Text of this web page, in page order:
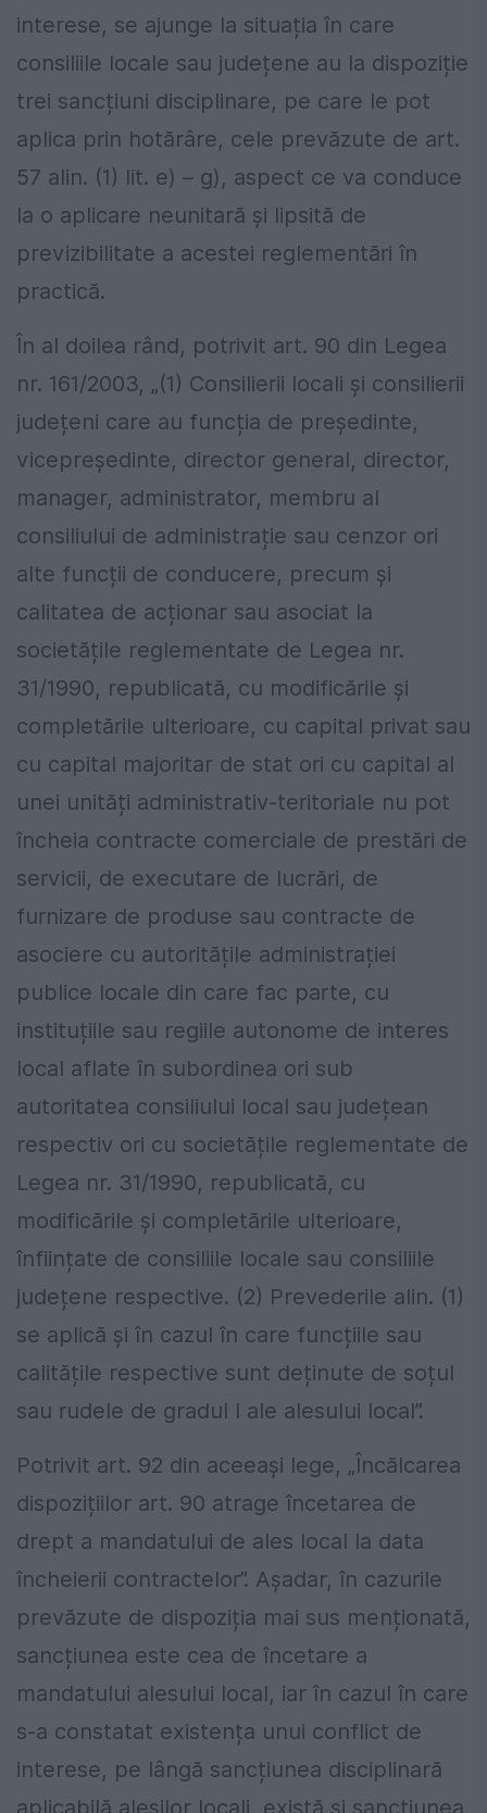
interese, se ajunge la situația în care
consiliile locale sau județene au la dispoziție
trei sancțiuni disciplinare, pe care le pot
aplica prin hotărâre, cele prevăzute de art.
57 alin. (1) lit. e) – g), aspect ce va conduce
la o aplicare neunitară și lipsită de
previzibilitate a acestei reglementări în
practică.
În al doilea rând, potrivit art. 90 din Legea
nr. 161/2003, „(1) Consilierii locali și consilierii
județeni care au funcția de președinte,
vicepreședinte, director general, director,
manager, administrator, membru al
consiliului de administrație sau cenzor ori
alte funcții de conducere, precum și
calitatea de acționar sau asociat la
societățile reglementate de Legea nr.
31/1990, republicată, cu modificările și
completările ulterioare, cu capital privat sau
cu capital majoritar de stat ori cu capital al
unei unități administrativ-teritoriale nu pot
încheia contracte comerciale de prestări de
servicii, de executare de lucrări, de
furnizare de produse sau contracte de
asociere cu autoritățile administrației
publice locale din care fac parte, cu
instituțiile sau regiile autonome de interes
local aflate în subordinea ori sub
autoritatea consiliului local sau județean
respectiv ori cu societățile reglementate de
Legea nr. 31/1990, republicată, cu
modificările și completările ulterioare,
înființate de consiliile locale sau consiliile
județene respective. (2) Prevederile alin. (1)
se aplică și în cazul în care funcțiile sau
calitățile respective sunt deținute de soțul
sau rudele de gradul I ale alesului local”.
Potrivit art. 92 din aceeași lege, „Încălcarea
dispozițiilor art. 90 atrage încetarea de
drept a mandatului de ales local la data
încheierii contractelor”. Așadar, în cazurile
prevăzute de dispoziția mai sus menționată,
sancțiunea este cea de încetare a
mandatului alesului local, iar în cazul în care
s-a constatat existența unui conflict de
interese, pe lângă sancțiunea disciplinară
aplicabilă aleșilor locali, există și sancțiunea